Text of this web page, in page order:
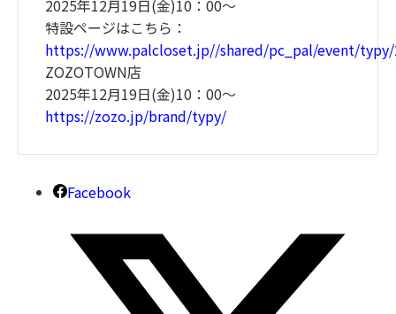
2025年12月19日(金)10：00～
特設ページはこちら：
https://www.palcloset.jp//shared/pc_pal/event/
ZOZOTOWN店
2025年12月19日(金)10：00～
https://zozo.jp/brand/typy/
Facebook